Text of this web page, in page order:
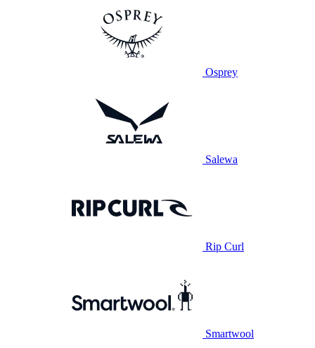
Osprey
Salewa
Rip Curl
Smartwool